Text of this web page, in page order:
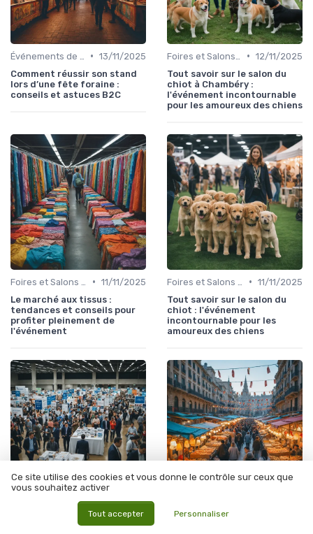
• 13/11/2025
Comment réussir son stand
lors d’une fête foraine :
conseils et astuces B2C
• 12/11/2025
Tout savoir sur le salon du
chiot à Chambéry :
l'événement incontournable
pour les amoureux des chiens
• 11/11/2025
Le marché aux tissus :
tendances et conseils pour
profiter pleinement de
l'événement
• 11/11/2025
Tout savoir sur le salon du
chiot : l'événement
incontournable pour les
amoureux des chiens
•
Comment profiter
Ce site utilise des cookies et vous donne le contrôle sur ceux que
vous souhaitez activer
Tout accepter Personnaliser